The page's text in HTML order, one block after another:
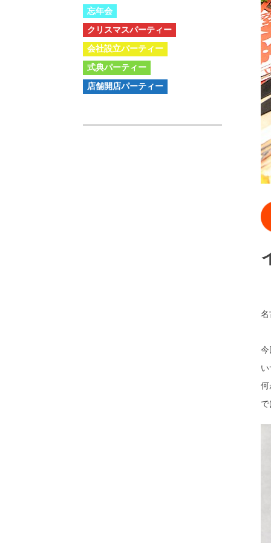
忘年会
クリスマスパーティー
会社設立パーティー
式典パーティー
店舗開店パーティー